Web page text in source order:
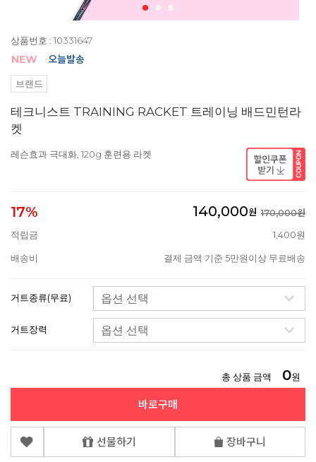
상품번호 : 10331647
브랜드
테크니스트 TRAINING RACKET 트레이닝 배드민턴라
켓
레슨효과 극대화, 120g 훈련용 라켓
17% 140,000원 170,000원
적립금
1,400원
배송비 결제 금액 기준 5만원이상 무료배송
거트종류(무료)
거트장력
총 상품 금액 0원
바로구매
선물하기 장바구니